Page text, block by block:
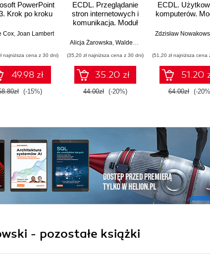
PowerPoint
Krok po kroku
Cox, Joan Lambert
najniższa cena z 30 dni)
49.98 zł
(-15%)
ECDL. Przeglądanie
stron internetowych i
komunikacja. Moduł
Alicja Żarowska, Waldemar Węglarz
(35,20 zł najniższa cena z 30 dni)
35.20 zł
44.00zł (-20%)
ECDL.
komputerów.
Zdzisław
(51,20 zł najniższa cena
51.20
64.00zł (-
- pozostałe książki